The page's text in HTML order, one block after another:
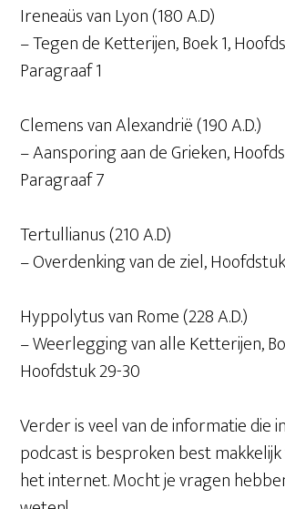
Ireneaüs van Lyon (180 A.D)
– Tegen de Ketterijen, Boek 1,
Paragraaf 1
Clemens van Alexandrië (190 A.D.)
– Aansporing aan de Grieken,
Paragraaf 7
Tertullianus (210 A.D)
– Overdenking van de ziel,
Hyppolytus van Rome (228 A.D.)
– Weerlegging van alle Ketterijen,
Hoofdstuk 29-30
Verder is veel van de informatie die
podcast is besproken best
het internet. Mocht je vragen